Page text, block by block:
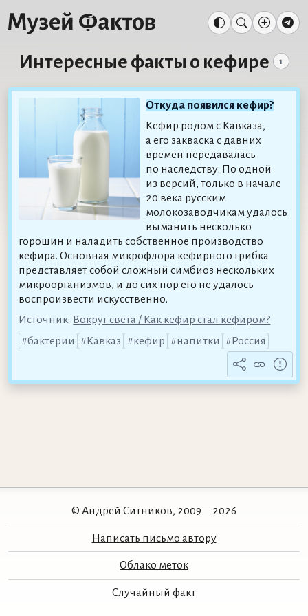
Интересные факты о кефире 1
Откуда появился кефир?
Кефир родом с Кавказа,
а его закваска с давних
времён передавалась
по наследству. По одной
из версий, только в начале
20 века русским
молокозаводчикам удалось
выманить несколько
горошин и наладить собственное производство
кефира. Основная микрофлора кефирного грибка
представляет собой сложный симбиоз нескольких
микроорганизмов, и до сих пор его не удалось
воспроизвести искусственно.
Источник: Вокруг света / Как кефир стал кефиром?
бактерии
Кавказ кефир напитки Россия
© Андрей Ситников, 2009—2026
Написать письмо автору
Облако меток
Случайный факт